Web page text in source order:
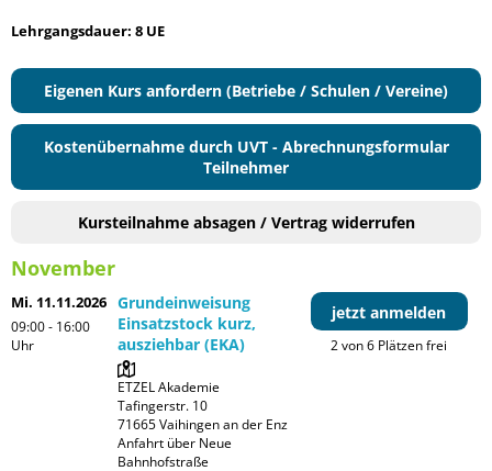
Lehrgangsdauer: 8 UE
Eigenen Kurs anfordern (Betriebe / Schulen / Vereine)
Kostenübernahme durch UVT - Abrechnungsformular
Teilnehmer
Kursteilnahme absagen / Vertrag widerrufen
November
Mi. 11.11.2026
09:00 - 16:00
Uhr
Grundeinweisung
Einsatzstock kurz,
ausziehbar (EKA)
ETZEL Akademie
Tafingerstr. 10
71665 Vaihingen an der Enz
Anfahrt über Neue
Bahnhofstraße
jetzt anmelden
2 von 6 Plätzen frei